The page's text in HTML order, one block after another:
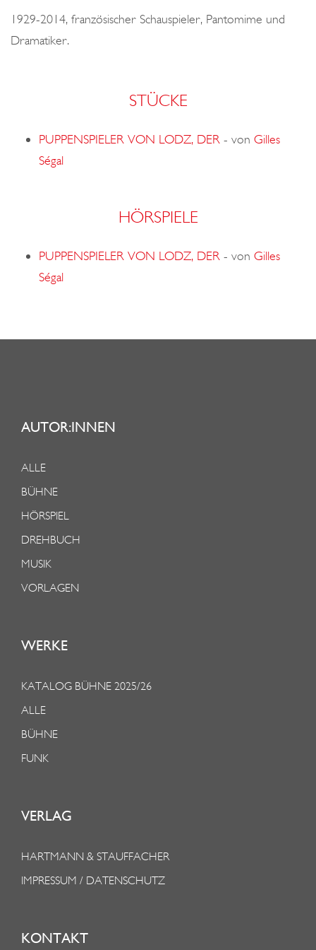
1929-2014, französischer Schauspieler, Pantomime und
Dramatiker.
STÜCKE
PUPPENSPIELER VON LODZ, DER - von Gilles
Ségal
HÖRSPIELE
PUPPENSPIELER VON LODZ, DER - von Gilles
Ségal
AUTOR:INNEN
ALLE
BÜHNE
HÖRSPIEL
DREHBUCH
MUSIK
VORLAGEN
WERKE
KATALOG BÜHNE 2025/26
ALLE
BÜHNE
FUNK
VERLAG
HARTMANN & STAUFFACHER
IMPRESSUM / DATENSCHUTZ
KONTAKT